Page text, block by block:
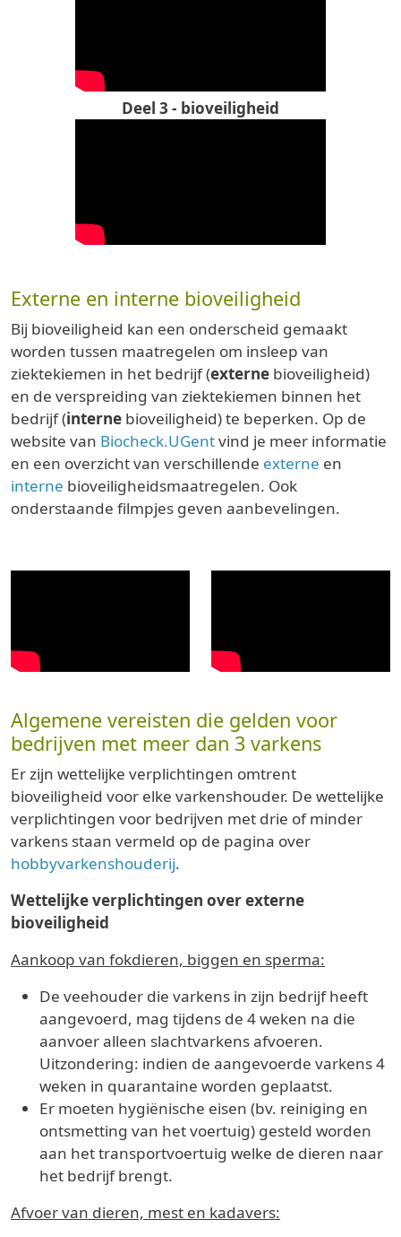
Deel 3 - bioveiligheid
Externe en interne bioveiligheid
Bij bioveiligheid kan een onderscheid gemaakt
worden tussen maatregelen om insleep van
ziektekiemen in het bedrijf (externe bioveiligheid)
en de verspreiding van ziektekiemen binnen het
bedrijf (interne bioveiligheid) te beperken. Op de
website van Biocheck.UGentvind je meer informatie
en een overzicht van verschillende externe en
interne bioveiligheidsmaatregelen. Ook
onderstaande filmpjes geven aanbevelingen.
Algemene vereisten die gelden voor
bedrijven met meer dan 3 varkens
Er zijn wettelijke verplichtingen omtrent
bioveiligheid voor elke varkenshouder. De wettelijke
verplichtingen voor bedrijven met drie of minder
varkens staan vermeld op de pagina over
hobbyvarkenshouderij.
Wettelijke verplichtingen over externe
bioveiligheid
Aankoop van fokdieren, biggen en sperma:
De veehouder die varkens in zijn bedrijf heeft
aangevoerd, mag tijdens de 4 weken na die
aanvoer alleen slachtvarkens afvoeren.
Uitzondering: indien de aangevoerde varkens 4
weken in quarantaine worden geplaatst.
Er moeten hygiënische eisen (bv. reiniging en
ontsmetting van het voertuig) gesteld worden
aan het transportvoertuig welke de dieren naar
het bedrijf brengt.
Afvoer van dieren, mest en kadavers: